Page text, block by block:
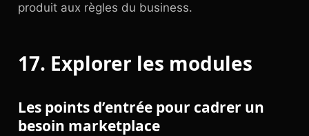
produit aux règles du business.
17. Explorer les modules
Les points d’entrée pour cadrer un
besoin marketplace